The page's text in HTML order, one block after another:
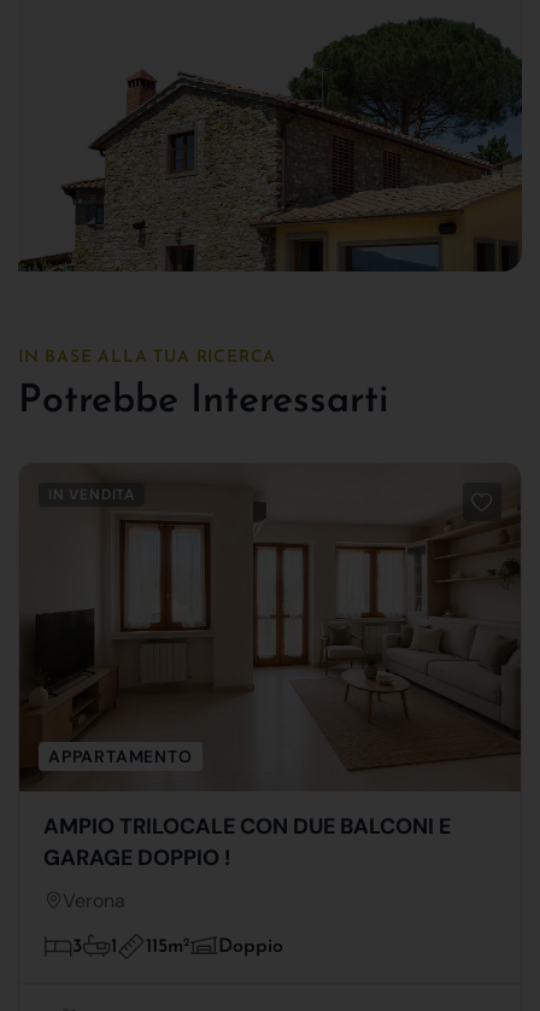
IN BASE ALLA TUA RICERCA
Potrebbe Interessarti
IN VENDITA
APPARTAMENTO
AMPIO TRILOCALE CON DUE BALCONI E
GARAGE DOPPIO !
Verona
3 1 115m2 Doppio